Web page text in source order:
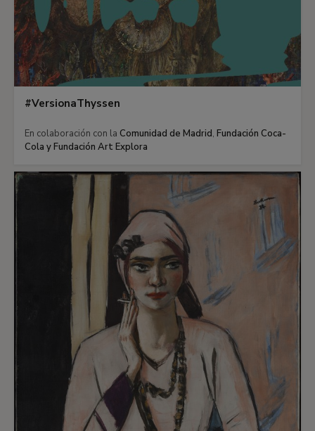
#VersionaThyssen
En colaboración con la Comunidad de Madrid, Fundación Coca-
Cola y Fundación Art Explora